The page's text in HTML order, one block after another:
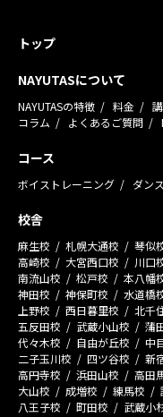
トップ
NAYUTASについて
NAYUTASの特徴 料金
コラム
よくあるご質問
コース
ボイストレーニング ダンス
校舎
麻生校 札幌大通校 琴似
高崎校
大宮西口校 川口
南流山校
松戸校 本八幡
神田校
神保町校 水道橋
上野校
西日暮里校 北千
五反田校
武蔵小山校 蒲
代々木校
自由が丘校 中
二子玉川校
四ツ谷校 新
高円寺校
浜田山校 高田
大山校
成増校 練馬校
八王子校
町田校 武蔵小